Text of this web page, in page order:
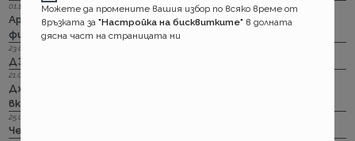
01.11.2022 г.
Армеец: Имуществото на лимит на промоция. Това за
фирмите също
23.09.2022 г.
ДЗИ: Ами няма такова каско!
21.09.2022 г.
Дженерали: Критични болести по злополука и заболяване,
включително и при задължителната трудова.
25.08.2022 г.
Черно бялото ще е новото зелено и у нас. Дали?
Можете да промените вашия избор по всяко време от
връзката за "Настройка на бисквитките" в долната
дясна част на страницата ни